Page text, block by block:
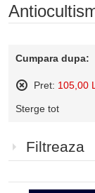
Cumpara dupa:
Pret: 105,00
acest
Sterge tot
Filtreaza